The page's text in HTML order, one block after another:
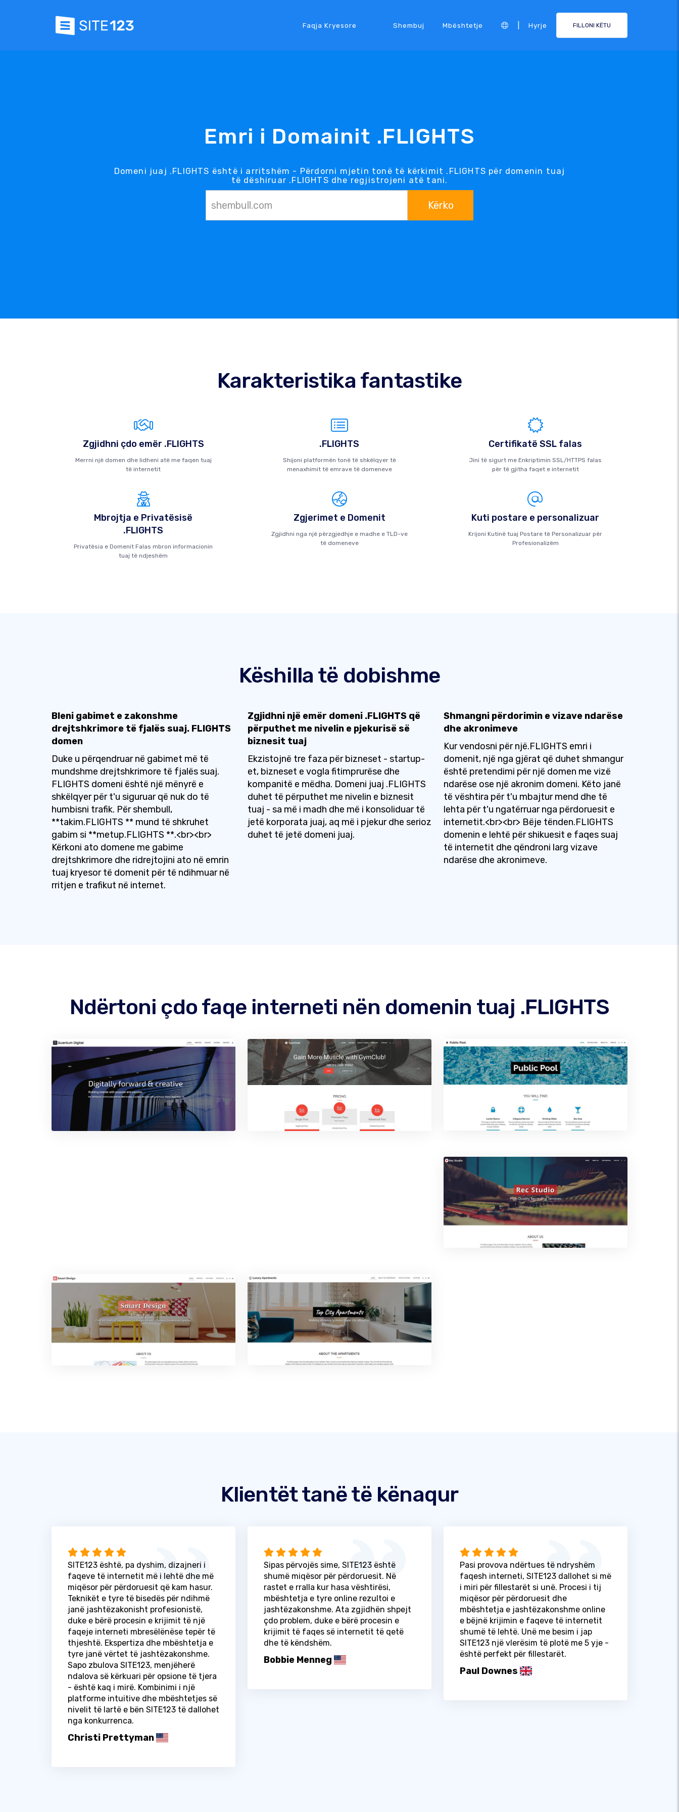
Faqja Kryesore Shembuj Mbështetje Hyrje FILLONI KËTU
Emri i Domainit .FLIGHTS
Domeni juaj .FLIGHTS është i arritshëm - Përdorni mjetin tonë të kërkimit .FLIGHTS për domenin tuaj
të dëshiruar .FLIGHTS dhe regjistrojeni atë tani.
Kërko
Karakteristika fantastike
Zgjidhni çdo emër .FLIGHTS
Merrni një domen dhe lidheni atë me faqen tuaj
të internetit
.FLIGHTS
Shijoni platformën tonë të shkëlqyer të
menaxhimit të emrave të domeneve
Certifikatë SSL falas
Jini të sigurt me Enkriptimin SSL/HTTPS falas
për të gjitha faqet e internetit
Mbrojtja e Privatësisë
.FLIGHTS
Privatësia e Domenit Falas mbron informacionin
tuaj të ndjeshëm
Zgjerimet e Domenit
Zgjidhni nga një përzgjedhje e madhe e TLD-ve
të domeneve
Kuti postare e personalizuar
Krijoni Kutinë tuaj Postare të Personalizuar për
Profesionalizëm
Këshilla të dobishme
Bleni gabimet e zakonshme
drejtshkrimore të fjalës suaj. FLIGHTS
domen
Duke u përqendruar në gabimet më të
mundshme drejtshkrimore të fjalës suaj.
FLIGHTS domeni është një mënyrë e
shkëlqyer për t'u siguruar që nuk do të
humbisni trafik. Për shembull,
**takim.FLIGHTS ** mund të shkruhet
gabim si **metup.FLIGHTS **.<br><br>
Kërkoni ato domene me gabime
drejtshkrimore dhe ridrejtojini ato në emrin
tuaj kryesor të domenit për të ndihmuar në
rritjen e trafikut në internet.
Zgjidhni një emër domeni .FLIGHTS që
përputhet me nivelin e pjekurisë së
biznesit tuaj
Ekzistojnë tre faza për bizneset - startup-
et, bizneset e vogla fitimprurëse dhe
kompanitë e mëdha. Domeni juaj .FLIGHTS
duhet të përputhet me nivelin e biznesit
tuaj - sa më i madh dhe më i konsoliduar të
jetë korporata juaj, aq më i pjekur dhe serioz
duhet të jetë domeni juaj.
Shmangni përdorimin e vizave ndarëse
dhe akronimeve
Kur vendosni për një.FLIGHTS emri i
domenit, një nga gjërat që duhet shmangur
është pretendimi për një domen me vizë
ndarëse ose një akronim domeni. Këto janë
të vështira për t'u mbajtur mend dhe të
lehta për t'u ngatërruar nga përdoruesit e
internetit.<br><br> Bëje tënden.FLIGHTS
domenin e lehtë për shikuesit e faqes suaj
të internetit dhe qëndroni larg vizave
ndarëse dhe akronimeve.
Ndërtoni çdo faqe interneti nën domenin tuaj .FLIGHTS
Klientët tanë të kënaqur
SITE123 është, pa dyshim, dizajneri i
faqeve të internetit më i lehtë dhe më
miqësor për përdoruesit që kam hasur.
Teknikët e tyre të bisedës për ndihmë
janë jashtëzakonisht profesionistë,
duke e bërë procesin e krijimit të një
faqeje interneti mbresëlënëse tepër të
thjeshtë. Ekspertiza dhe mbështetja e
tyre janë vërtet të jashtëzakonshme.
Sapo zbulova SITE123, menjëherë
ndalova së kërkuari për opsione të tjera
- është kaq i mirë. Kombinimi i një
platforme intuitive dhe mbështetjes së
nivelit të lartë e bën SITE123 të dallohet
nga konkurrenca.
Christi Prettyman
Sipas përvojës sime, SITE123 është
shumë miqësor për përdoruesit. Në
rastet e rralla kur hasa vështirësi,
mbështetja e tyre online rezultoi e
jashtëzakonshme. Ata zgjidhën shpejt
çdo problem, duke e bërë procesin e
krijimit të faqes së internetit të qetë
dhe të këndshëm.
Bobbie Menneg
Pasi provova ndërtues të ndryshëm
faqesh interneti, SITE123 dallohet si më
i miri për fillestarët si unë. Procesi i tij
miqësor për përdoruesit dhe
mbështetja e jashtëzakonshme online
e bëjnë krijimin e faqeve të internetit
shumë të lehtë. Unë me besim i jap
SITE123 një vlerësim të plotë me 5 yje -
është perfekt për fillestarët.
Paul Downes